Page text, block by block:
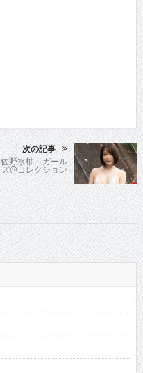
次の記事
佐野水柚 ガール
ズ@コレクション